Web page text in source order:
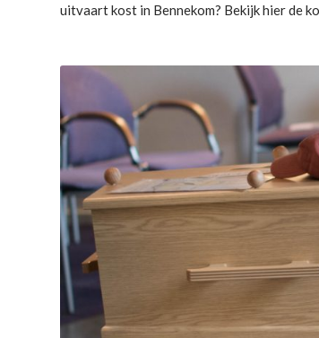
uitvaart kost in Bennekom? Bekijk hier de